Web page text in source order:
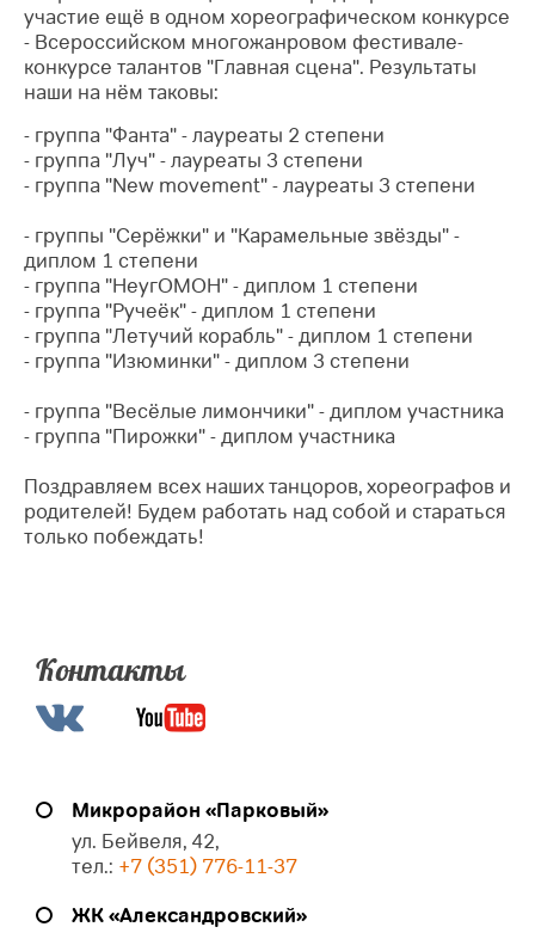
участие ещё в одном хореографическом конкурсе
- Всероссийском многожанровом фестивале-
конкурсе талантов "Главная сцена". Результаты
наши на нём таковы:
- группа "Фанта" - лауреаты 2 степени
- группа "Луч" - лауреаты 3 степени
- группа "New movement" - лауреаты 3 степени
- группы "Серёжки" и "Карамельные звёзды" -
диплом 1 степени
- группа "НеугОМОН" - диплом 1 степени
- группа "Ручеёк" - диплом 1 степени
- группа "Летучий корабль" - диплом 1 степени
- группа "Изюминки" - диплом 3 степени
- группа "Весёлые лимончики" - диплом участника
- группа "Пирожки" - диплом участника
Поздравляем всех наших танцоров, хореографов и
родителей! Будем работать над собой и стараться
только побеждать!
Контакты
Микрорайон «Парковый»
ул. Бейвеля, 42,
тел.: +7 (351) 776-11-37
ЖК «Александровский»